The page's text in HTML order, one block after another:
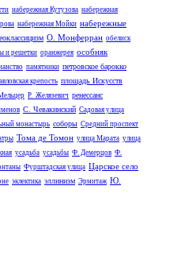
набережная Кутузова набережная
набережная Мойки набережные
О. Монферран обелиск
и решетки оранжерея особняк
памятники петровское барокко
крепость площадь Искусств
Р. Желязевич ренессанс
С. Чевакинский Садовая улица
монастырь соборы Средний проспект
Тома де Томон улица Марата улица
усадьба усадьбы Ф. Демерцов Ф.
Фурштадская улица Царское село
эклектика эллинизм Эрмитаж Ю.